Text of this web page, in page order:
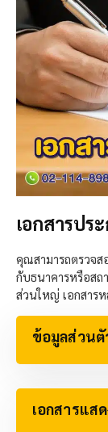
เอกสารปร
คุณสามารถตรวจส
กับธนาคารหรือสถ
ส่วนใหญ่ เอกสาร
ข้อมูลส่วนตั
เอกสารแส